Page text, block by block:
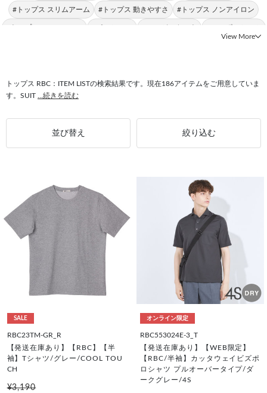
#トップス スリムアーム #トップス 動きやすさ #トップス ノンアイロン
#トップス SUIT SELECT #パンツ RBC #RBC ジャケット #RBC ポロシャツ
View More
トップス RBC：ITEM LISTの検索結果です。現在186アイテムをご用意していま
す。SUIT
...続きを読む
並び替え 絞り込む
SALE
RBC23TM-GR_R
【発送在庫あり】【RBC】【半
袖】Tシャツ/グレー/COOL TOU
CH
¥3,190
オンライン限定
RBC553024E-3_T
【発送在庫あり】【WEB限定】
【RBC/半袖】カッタウェイビズポ
ロシャツ プルオーバータイプ/ダ
ークグレー/4S